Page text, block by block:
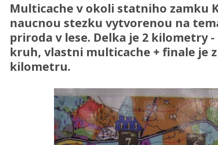
Multicache v okoli statniho zamku
naucnou stezku vytvorenou na
priroda v lese. Delka je 2 kilometry
kruh, vlastni multicache + finale je
kilometru.